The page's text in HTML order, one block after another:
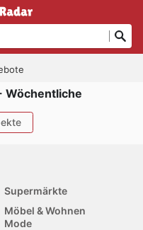
Wöchentliche
Supermärkte
Möbel & Wohnen
Mode